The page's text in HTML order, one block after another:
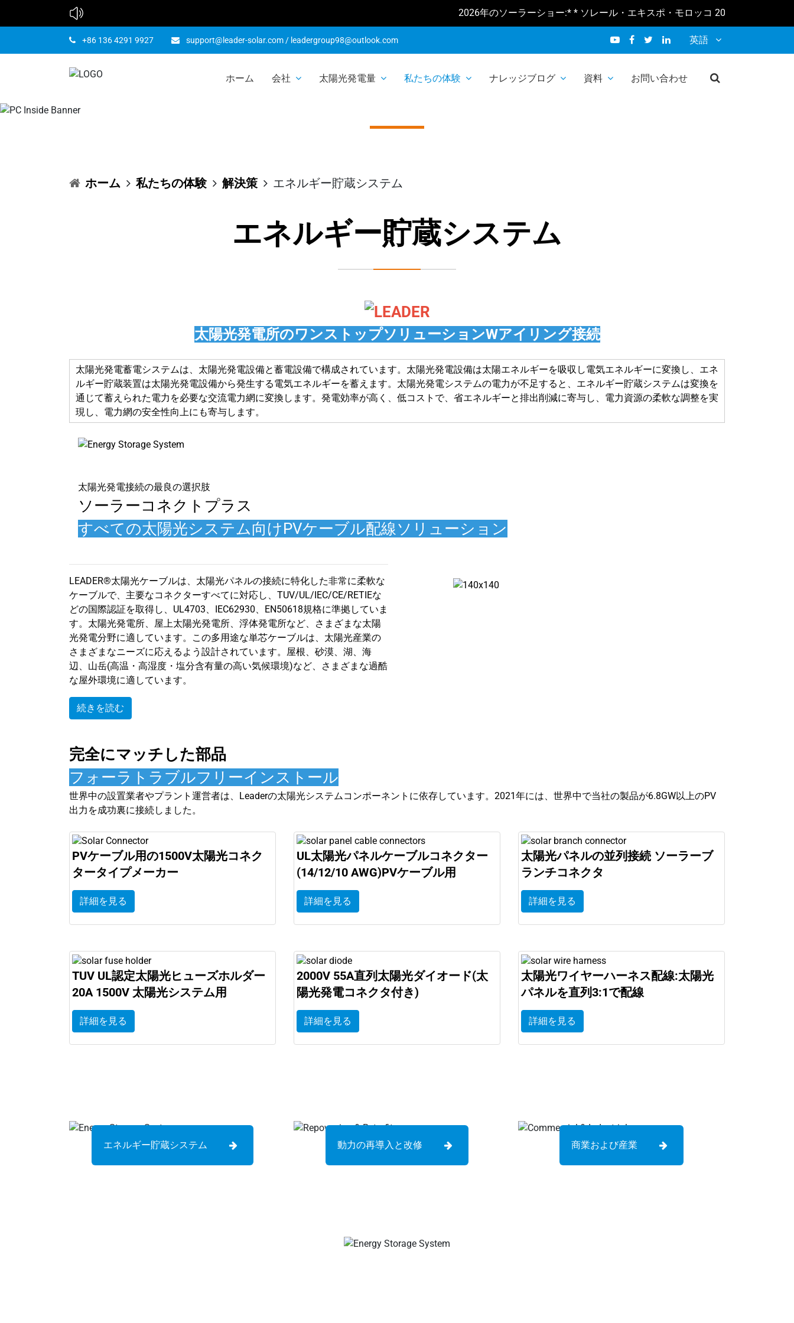
2026年のソーラーショー:* * ソレール・エキスポ・モロッコ 2026 2月10-12日 * *
+86 136 4291 9927 support@leader-solar.com / leadergroup98@outlook.com 英語
ホーム 会社 太陽光発電量 私たちの体験 ナレッジブログ 資料 お問い合わせ
エネルギー貯蔵システム
ホーム 私たちの体験 解決策 エネルギー貯蔵システム
エネルギー貯蔵システム
太陽光発電所のワンストップソリューションWアイリング接続
太陽光発電蓄電システムは、太陽光発電設備と蓄電設備で構成されています。太陽光発電設備は太陽エネルギーを吸収し電気エネルギーに変換し、エネ
ルギー貯蔵装置は太陽光発電設備から発生する電気エネルギーを蓄えます。太陽光発電システムの電力が不足すると、エネルギー貯蔵システムは変換を
通じて蓄えられた電力を必要な交流電力網に変換します。発電効率が高く、低コストで、省エネルギーと排出削減に寄与し、電力資源の柔軟な調整を実
現し、電力網の安全性向上にも寄与します。
太陽光発電接続の最良の選択肢
ソーラーコネクトプラス
すべての太陽光システム向けPVケーブル配線ソリューション
LEADER®太陽光ケーブルは、太陽光パネルの接続に特化した非常に柔軟な
ケーブルで、主要なコネクターすべてに対応し、TUV/UL/IEC/CE/RETIEな
どの国際認証を取得し、UL4703、IEC62930、EN50618規格に準拠していま
す。太陽光発電所、屋上太陽光発電所、浮体発電所など、さまざまな太陽
光発電分野に適しています。この多用途な単芯ケーブルは、太陽光産業の
さまざまなニーズに応えるよう設計されています。屋根、砂漠、湖、海
辺、山岳(高温・高湿度・塩分含有量の高い気候環境)など、さまざまな過酷
な屋外環境に適しています。
続きを読む
完全にマッチした部品
フォーラトラブルフリーインストール
世界中の設置業者やプラント運営者は、Leaderの太陽光システムコンポーネントに依存しています。2021年には、世界中で当社の製品が6.8GW以上のPV
出力を成功裏に接続しました。
PVケーブル用の1500V太陽光コネク
タータイプメーカー
詳細を見る
UL太陽光パネルケーブルコネクター
(14/12/10 AWG)PVケーブル用
詳細を見る
太陽光パネルの並列接続 ソーラーブ
ランチコネクタ
詳細を見る
TUV UL認定太陽光ヒューズホルダー
20A 1500V 太陽光システム用
詳細を見る
2000V 55A直列太陽光ダイオード(太
陽光発電コネクタ付き)
詳細を見る
太陽光ワイヤーハーネス配線:太陽光
パネルを直列3:1で配線
詳細を見る
エネルギー貯蔵システム 動力の再導入と改修 商業および産業